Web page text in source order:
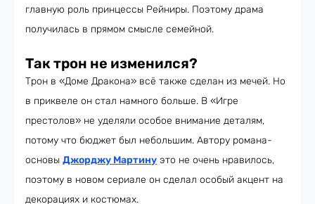
главную роль принцессы Рейниры. Поэтому драма
получилась в прямом смысле семейной.
Так трон не изменился?
Трон в «Доме Дракона» всё также сделан из мечей. Но
в приквеле он стал намного больше. В «Игре
престолов» не уделяли особое внимание деталям,
потому что бюджет был небольшим. Автору романа-
основы Джорджу Мартину это не очень нравилось,
поэтому в новом сериале он сделал особый акцент на
декорациях и костюмах.